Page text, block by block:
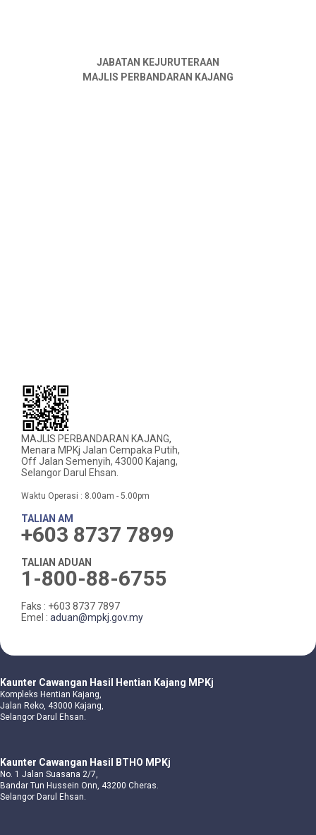
JABATAN KEJURUTERAAN
MAJLIS PERBANDARAN KAJANG
MAJLIS PERBANDARAN KAJANG,
Menara MPKj Jalan Cempaka Putih,
Off Jalan Semenyih, 43000 Kajang,
Selangor Darul Ehsan.
Waktu Operasi : 8.00am - 5.00pm
TALIAN AM
+603 8737 7899
TALIAN ADUAN
1-800-88-6755
Faks : +603 8737 7897
Emel : aduan@mpkj.gov.my
Kaunter Cawangan Hasil Hentian Kajang MPKj
Kompleks Hentian Kajang,
Jalan Reko, 43000 Kajang,
Selangor Darul Ehsan.
Kaunter Cawangan Hasil BTHO MPKj
No. 1 Jalan Suasana 2/7,
Bandar Tun Hussein Onn, 43200 Cheras.
Selangor Darul Ehsan.